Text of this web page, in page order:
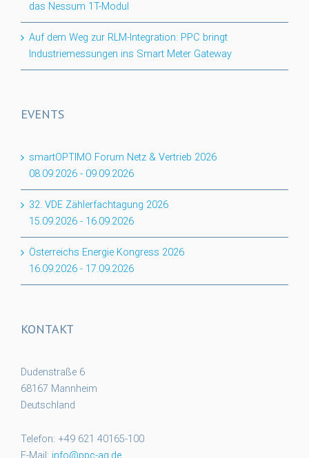
das Nessum 1T-Modul
Auf dem Weg zur RLM-Integration: PPC bringt
Industriemessungen ins Smart Meter Gateway
EVENTS
smartOPTIMO Forum Netz & Vertrieb 2026
08.09.2026 - 09.09.2026
32. VDE Zählerfachtagung 2026
15.09.2026 - 16.09.2026
Österreichs Energie Kongress 2026
16.09.2026 - 17.09.2026
KONTAKT
Dudenstraße 6
68167 Mannheim
Deutschland
Telefon: +49 621 40165-100
E-Mail: info@ppc-ag.de